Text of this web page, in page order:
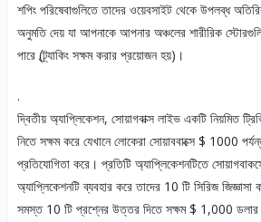
শপিং পরিষেবাগুলিতে তাদের ওয়েবসাইট থেকে উপলব্ধ
অনুমতি দেয় যা আপনাকে আপনার অঞ্চলের শারীরিক
পারে (ট্র্যাকিং সক্ষম করার প্রয়োজন হয়)।
.
দ্বিতীয় অ্যাপ্লিকেশন, সোয়াগবাক্স লাইভ একটি নিয়মিত
নিতে সক্ষম করে যেখানে লোকেরা সোয়াববাক্সে $ 1000
প্রতিযোগিতা করে। প্রতিটি অ্যাপ্লিকেশনটিতে
অ্যাপ্লিকেশনটি ব্যবহার করে তাদের 10 টি সিরিজ
সমস্ত 10 টি প্রশ্নের উত্তর দিতে সক্ষম $ 1,000 ডলার